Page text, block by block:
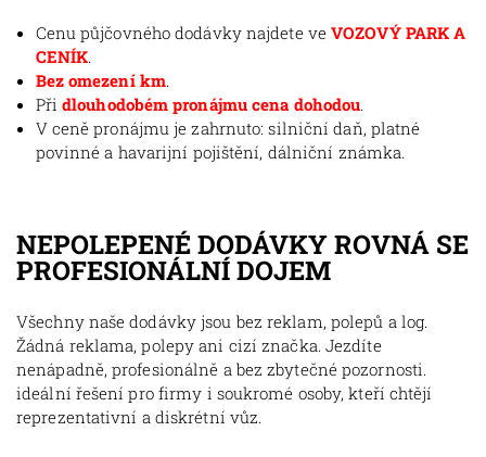
Cenu půjčovného dodávky najdete veVOZOVÝ PARK A
CENÍK.
Bez omezení km.
Při dlouhodobém pronájmu cena dohodou.
V ceně pronájmu je zahrnuto: silniční daň, platné
povinné a havarijní pojištění, dálniční známka.
NEPOLEPENÉ DODÁVKY ROVNÁ SE
PROFESIONÁLNÍ DOJEM
Všechny naše dodávky jsou bez reklam, polepů a log.
Žádná reklama, polepy ani cizí značka. Jezdíte
nenápadně, profesionálně a bez zbytečné pozornosti.
ideální řešení pro firmy i soukromé osoby, kteří chtějí
reprezentativní a diskrétní vůz.